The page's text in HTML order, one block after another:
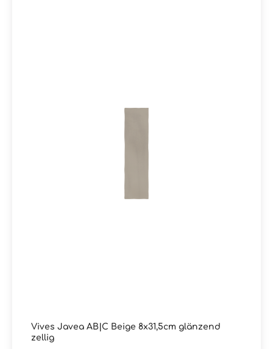
Vives Javea AB|C Beige 8x31,5cm glänzend
zellig